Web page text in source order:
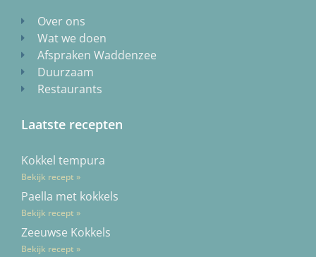
Over ons
Wat we doen
Afspraken Waddenzee
Duurzaam
Restaurants
Laatste recepten
Kokkel tempura
Bekijk recept »
Paella met kokkels
Bekijk recept »
Zeeuwse Kokkels
Bekijk recept »